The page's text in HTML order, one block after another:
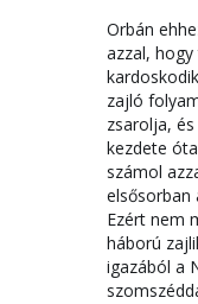
Orbán
azzal,
zajló
zsarolja,
kezdete
számol
elsősorban
Ezért nem
háború
igazából a